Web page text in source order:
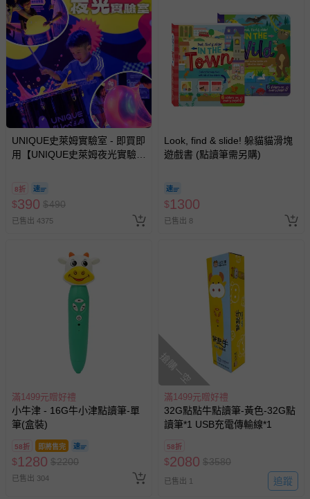
針對滿件折/滿額贈…等活動，如因部份退貨，而該訂單保
留商品未達活動門檻，將以原價計算，活動贈品亦需一併退
回。
部分商品依據消費者保護法的規定，不適用七天鑑賞期/猶
豫期範圍：
易於腐敗、保存期限較短或解約時即將逾期（例如生鮮
商品、食品等）。
客製化商品（例如客製生日書、姓名貼等）。
經消費者拆封之影音商品或電腦軟體（例如 DVD、CD
等）。
上服務，經消費者事先同意始提供（例如線上課程、遊
戲或活動點數等）。
已拆封之以下類型商品：
-個人衛生用品（例如尿布、貼身衣物、泳裝、襪子、地
墊、寢具類等）。
-新生兒親膚衣物（嬰幼兒包巾與背巾、包屁衣、學習
褲、紗布衣等）。
-接觸性孕哺產品（奶嘴、奶瓶、擠乳器、哺乳衣、托腹
帶束縛衣、餐搖椅等）。
-其他原廠盒裝商品封口處已貼上「不可拆封」，或具警
示字句等說明貼紙、封條者。
國際航空、客運、訂房等服務。
相關的退換貨辦理流程，可詳見： 退換貨 & 退款問題
UNIQUE史萊姆實驗室 - 即買即
用【UNIQUE史萊姆夜光實驗室
8/30 (電子票券，於展期現場憑
訂單編號兌換，逾期作廢) (大
人小孩均一價(3歲以上需購票))
8折
$390 $490
已售出 4375
Look, find & slide! 躲貓貓滑塊
遊戲書 (點讀筆需另購)
$1300
已售出 8
滿1499元贈好禮
小牛津 - 16G牛小津點讀筆-單
筆(盒裝)
58折 即將售完
$1280 $2200
已售出 304
搶購一空
滿1499元贈好禮
32G點點牛點讀筆-黃色-32G點
讀筆*1 USB充電傳輸線*1
58折
$2080 $3580
已售出 1 追蹤